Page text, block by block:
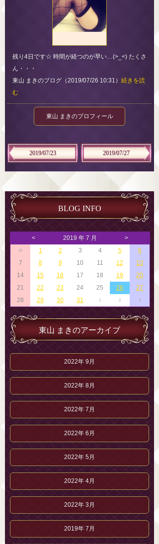
残り4日です☆ 時間が経つのが早い…(>_<) たくさ
ん・・・
東山 まきのブログ（2019/07/26 10:31） 続きを読
む
東山 まきのプロフィール
2019/07/23 2019/07/27
BLOG INFO
< 2019 年 7 月 >
30 1 2 3 4 5
6
7
8 9 10 11 12
13
14
15 16 17 18 19
20
21
22 23 24 25 26
27
28
29 30 31 1 2 3
東山 まきのアーカイブ
2022年 9月
2022年 8月
2022年 7月
2022年 6月
2022年 5月
2022年 4月
2022年 3月
2019年 7月